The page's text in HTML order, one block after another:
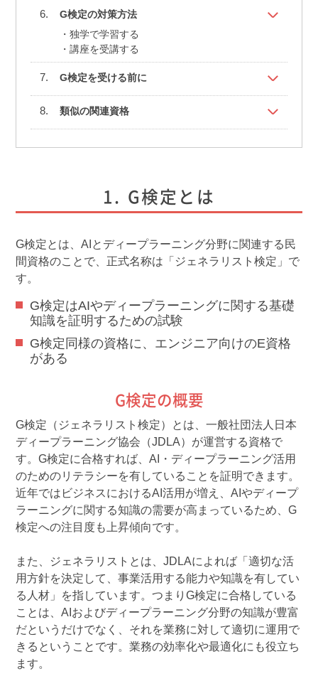
G検定の対策方法
独学で学習する
講座を受講する
G検定を受ける前に
類似の関連資格
G検定とは
G検定とは、AIとディープラーニング分野に関連する民
間資格のことで、正式名称は「ジェネラリスト検定」で
す。
G検定はAIやディープラーニングに関する基礎
知識を証明するための試験
G検定同様の資格に、エンジニア向けのE資格
がある
G検定の概要
G検定（ジェネラリスト検定）とは、一般社団法人日本
ディープラーニング協会（JDLA）が運営する資格で
す。G検定に合格すれば、AI・ディープラーニング活用
のためのリテラシーを有していることを証明できます。
近年ではビジネスにおけるAI活用が増え、AIやディープ
ラーニングに関する知識の需要が高まっているため、G
検定への注目度も上昇傾向です。
また、ジェネラリストとは、JDLAによれば「適切な活
用方針を決定して、事業活用する能力や知識を有してい
る人材」を指しています。つまりG検定に合格している
ことは、AIおよびディープラーニング分野の知識が豊富
だというだけでなく、それを業務に対して適切に運用で
きるということです。業務の効率化や最適化にも役立ち
ます。